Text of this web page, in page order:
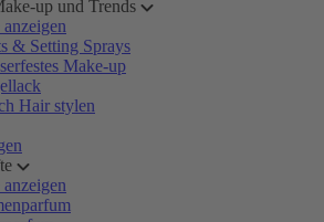
up und Trends
& Setting Sprays
Make-up
Hair stylen